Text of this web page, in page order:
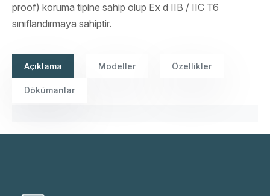
proof) koruma tipine sahip olup Ex d IIB / IIC T6
sınıflandırmaya sahiptir.
Açıklama Modeller Özellikler
Dökümanlar